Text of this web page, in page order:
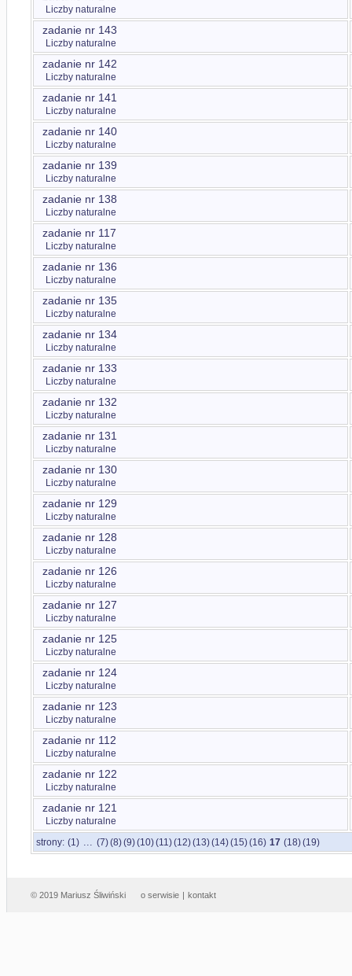
Liczby naturalne
zadanie nr 143
Liczby naturalne
zadanie nr 142
Liczby naturalne
zadanie nr 141
Liczby naturalne
zadanie nr 140
Liczby naturalne
zadanie nr 139
Liczby naturalne
zadanie nr 138
Liczby naturalne
zadanie nr 117
Liczby naturalne
zadanie nr 136
Liczby naturalne
zadanie nr 135
Liczby naturalne
zadanie nr 134
Liczby naturalne
zadanie nr 133
Liczby naturalne
zadanie nr 132
Liczby naturalne
zadanie nr 131
Liczby naturalne
zadanie nr 130
Liczby naturalne
zadanie nr 129
Liczby naturalne
zadanie nr 128
Liczby naturalne
zadanie nr 126
Liczby naturalne
zadanie nr 127
Liczby naturalne
zadanie nr 125
Liczby naturalne
zadanie nr 124
Liczby naturalne
zadanie nr 123
Liczby naturalne
zadanie nr 112
Liczby naturalne
zadanie nr 122
Liczby naturalne
zadanie nr 121
Liczby naturalne
strony: (1) ... (7)(8)(9)(10)(11)(12)(13)(14)(15)(16) 17 (18)(19)
© 2019 Mariusz Śliwiński o serwisie | kontakt